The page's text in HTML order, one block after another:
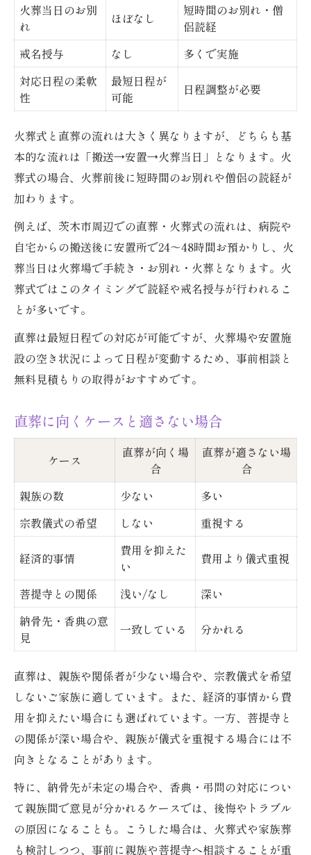
火葬当日のお別
れ
ほぼなし
短時間のお別れ・僧
侶読経
戒名授与
なし
多くで実施
対応日程の柔軟
性
最短日程が
可能
日程調整が必要
火葬式と直葬の流れは大きく異なりますが、どちらも基
本的な流れは「搬送→安置→火葬当日」となります。火
葬式の場合、火葬前後に短時間のお別れや僧侶の読経が
加わります。
例えば、茨木市周辺での直葬・火葬式の流れは、病院や
自宅からの搬送後に安置所で24～48時間お預かりし、火
葬当日は火葬場で手続き・お別れ・火葬となります。火
葬式ではこのタイミングで読経や戒名授与が行われるこ
とが多いです。
直葬は最短日程での対応が可能ですが、火葬場や安置施
設の空き状況によって日程が変動するため、事前相談と
無料見積もりの取得がおすすめです。
直葬に向くケースと適さない場合
ケース
直葬が向く場
合
直葬が適さない場
合
親族の数
少ない
多い
宗教儀式の希望
しない 重視する
経済的事情
費用を抑えた
い
費用より儀式重視
菩提寺との関係 浅い/なし
深い
納骨先・香典の意
見
一致している 分かれる
直葬は、親族や関係者が少ない場合や、宗教儀式を希望
しないご家族に適しています。また、経済的事情から費
用を抑えたい場合にも選ばれています。一方、菩提寺と
の関係が深い場合や、親族が儀式を重視する場合には不
向きとなることがあります。
特に、納骨先が未定の場合や、香典・弔問の対応につい
て親族間で意見が分かれるケースでは、後悔やトラブル
の原因になることも。こうした場合は、火葬式や家族葬
も検討しつつ、事前に親族や菩提寺へ相談することが重